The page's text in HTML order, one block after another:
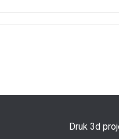
Druk 3d